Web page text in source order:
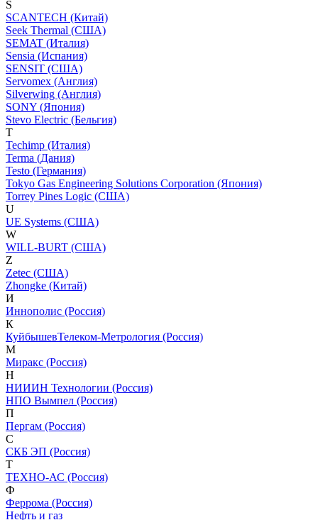
S
SCANTECH (Китай)
Seek Thermal (США)
SEMAT (Италия)
Sensia (Испания)
SENSIT (США)
Servomex (Англия)
Silverwing (Англия)
SONY (Япония)
Stevo Electric (Бельгия)
T
Techimp (Италия)
Terma (Дания)
Testo (Германия)
Tokyo Gas Engineering Solutions Corporation (Япония)
Torrey Pines Logic (США)
U
UE Systems (США)
W
WILL-BURT (США)
Z
Zetec (США)
Zhongke (Китай)
И
Иннополис (Россия)
К
КуйбышевТелеком-Метрология (Россия)
М
Миракс (Россия)
Н
НИИИН Технологии (Россия)
НПО Вымпел (Россия)
П
Пергам (Россия)
С
СКБ ЭП (Россия)
Т
ТЕХНО-АС (Россия)
Ф
Феррома (Россия)
Нефть и газ